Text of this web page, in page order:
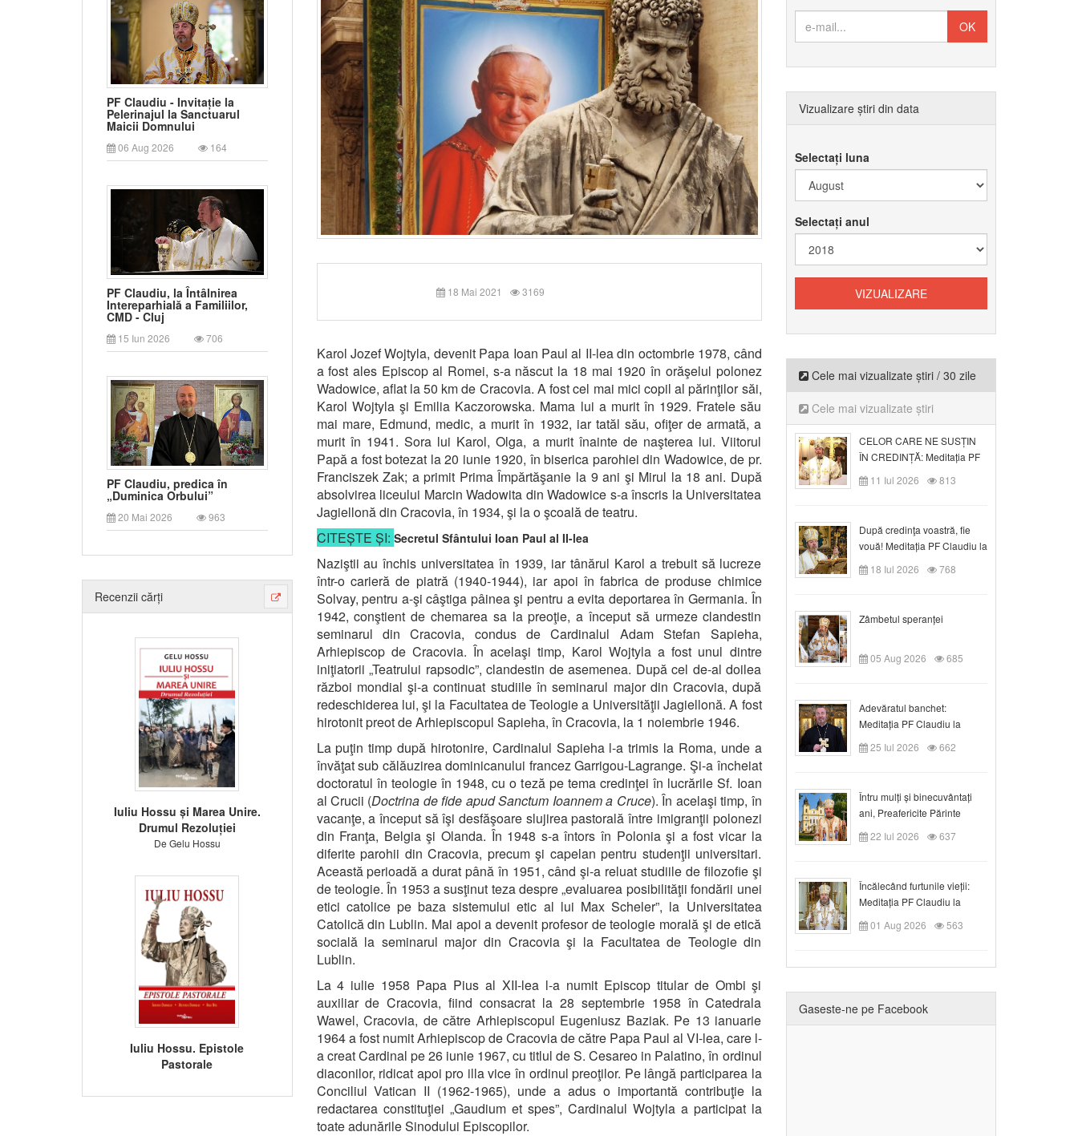
PF Claudiu - Invitație la
Pelerinajul la Sanctuarul
Maicii Domnului
06 Aug 2026 164
PF Claudiu, la Întâlnirea
Intereparhială a Familiilor,
CMD - Cluj
15 Iun 2026 706
PF Claudiu, predica în
„Duminica Orbului”
20 Mai 2026 963
Recenzii cărți
Iuliu Hossu și Marea Unire.
Drumul Rezoluției
De Gelu Hossu
Iuliu Hossu. Epistole
Pastorale
18 Mai 2021 3169
Karol Jozef Wojtyla, devenit Papa Ioan Paul al II-lea din octombrie 1978, când
a fost ales Episcop al Romei, s-a născut la 18 mai 1920 în orăşelul polonez
Wadowice, aflat la 50 km de Cracovia. A fost cel mai mici copil al părinţilor săi,
Karol Wojtyla şi Emilia Kaczorowska. Mama lui a murit în 1929. Fratele său
mai mare, Edmund, medic, a murit în 1932, iar tatăl său, ofiţer de armată, a
murit în 1941. Sora lui Karol, Olga, a murit înainte de naşterea lui. Viitorul
Papă a fost botezat la 20 iunie 1920, în biserica parohiei din Wadowice, de pr.
Franciszek Zak; a primit Prima Împărtăşanie la 9 ani şi Mirul la 18 ani. După
absolvirea liceului Marcin Wadowita din Wadowice s-a înscris la Universitatea
Jagiellonă din Cracovia, în 1934, şi la o şcoală de teatru.
CITEȘTE ȘI: Secretul Sfântului Ioan Paul al II-lea
Naziştii au închis universitatea în 1939, iar tânărul Karol a trebuit să lucreze
într-o carieră de piatră (1940-1944), iar apoi în fabrica de produse chimice
Solvay, pentru a-şi câştiga pâinea şi pentru a evita deportarea în Germania. În
1942, conştient de chemarea sa la preoţie, a început să urmeze clandestin
seminarul din Cracovia, condus de Cardinalul Adam Stefan Sapieha,
Arhiepiscop de Cracovia. În acelaşi timp, Karol Wojtyla a fost unul dintre
iniţiatorii „Teatrului rapsodic”, clandestin de asemenea. După cel de-al doilea
război mondial şi-a continuat studiile în seminarul major din Cracovia, după
redeschiderea lui, şi la Facultatea de Teologie a Universităţii Jagiellonă. A fost
hirotonit preot de Arhiepiscopul Sapieha, în Cracovia, la 1 noiembrie 1946.
La puţin timp după hirotonire, Cardinalul Sapieha l-a trimis la Roma, unde a
învăţat sub călăuzirea dominicanului francez Garrigou-Lagrange. Şi-a încheiat
doctoratul în teologie în 1948, cu o teză pe tema credinţei în lucrările Sf. Ioan
al Crucii (Doctrina de fide apud Sanctum Ioannem a Cruce). În acelaşi timp, în
vacanţe, a început să îşi desfăşoare slujirea pastorală între imigranţii polonezi
din Franţa, Belgia şi Olanda. În 1948 s-a întors în Polonia şi a fost vicar la
diferite parohii din Cracovia, precum şi capelan pentru studenţii universitari.
Această perioadă a durat până în 1951, când şi-a reluat studiile de filozofie şi
de teologie. În 1953 a susţinut teza despre „evaluarea posibilităţii fondării unei
etici catolice pe baza sistemului etic al lui Max Scheler”, la Universitatea
Catolică din Lublin. Mai apoi a devenit profesor de teologie morală şi de etică
socială la seminarul major din Cracovia şi la Facultatea de Teologie din
Lublin.
La 4 iulie 1958 Papa Pius al XII-lea l-a numit Episcop titular de Ombi şi
auxiliar de Cracovia, fiind consacrat la 28 septembrie 1958 în Catedrala
Wawel, Cracovia, de către Arhiepiscopul Eugeniusz Baziak. Pe 13 ianuarie
1964 a fost numit Arhiepiscop de Cracovia de către Papa Paul al VI-lea, care l-
a creat Cardinal pe 26 iunie 1967, cu titlul de S. Cesareo in Palatino, în ordinul
diaconilor, ridicat apoi pro illa vice în ordinul preoţilor. Pe lângă participarea la
Conciliul Vatican II (1962-1965), unde a adus o importantă contribuţie la
redactarea constituţiei „Gaudium et spes”, Cardinalul Wojtyla a participat la
toate adunările Sinodului Episcopilor.
Vizualizare știri din data
Selectați luna
Selectați anul
Cele mai vizualizate știri / 30 zile
Cele mai vizualizate știri
CELOR CARE NE SUSȚIN
ÎN CREDINȚĂ: Meditația PF
Claudiu la Duminica a VI-a
după Rusalii
11 Iul 2026 813
După credinţa voastră, fie
vouă! Meditația PF Claudiu la
duminica a VII-a după Rusalii
18 Iul 2026 768
Zâmbetul speranței
05 Aug 2026 685
Adevăratul banchet:
Meditația PF Claudiu la
Duminica a VIII-a după
Rusalii
25 Iul 2026 662
Întru mulți și binecuvântați
ani, Preafericite Părinte
Claudiu!
22 Iul 2026 637
Încălecând furtunile vieții:
Meditația PF Claudiu la
Duminica a IX-a după Rusalii
01 Aug 2026 563
Gaseste-ne pe Facebook